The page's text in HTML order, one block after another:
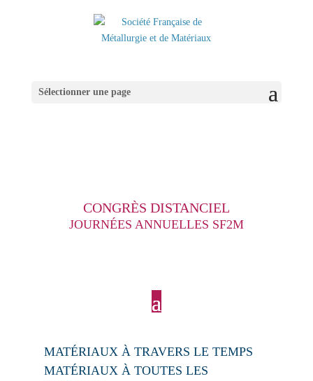
Sélectionner une page
CONGRÈS DISTANCIEL
JOURNÉES ANNUELLES SF2M
MATÉRIAUX À TRAVERS LE TEMPS
MATÉRIAUX À TOUTES LES